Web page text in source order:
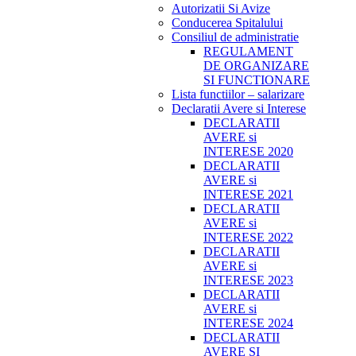
Autorizatii Si Avize
Conducerea Spitalului
Consiliul de administratie
REGULAMENT
DE ORGANIZARE
SI FUNCTIONARE
Lista functiilor – salarizare
Declaratii Avere si Interese
DECLARATII
AVERE si
INTERESE 2020
DECLARATII
AVERE si
INTERESE 2021
DECLARATII
AVERE si
INTERESE 2022
DECLARATII
AVERE si
INTERESE 2023
DECLARATII
AVERE si
INTERESE 2024
DECLARATII
AVERE SI